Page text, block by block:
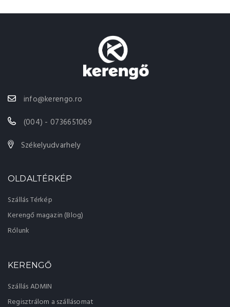
info@kerengo.ro
(004) - 0736651069
Székelyudvarhely
OLDALTÉRKÉP
Szállás Térkép
Kerengő magazin (Blog)
Rólunk
KERENGŐ
Szállás ADMIN
Regisztrálom a szállásomat